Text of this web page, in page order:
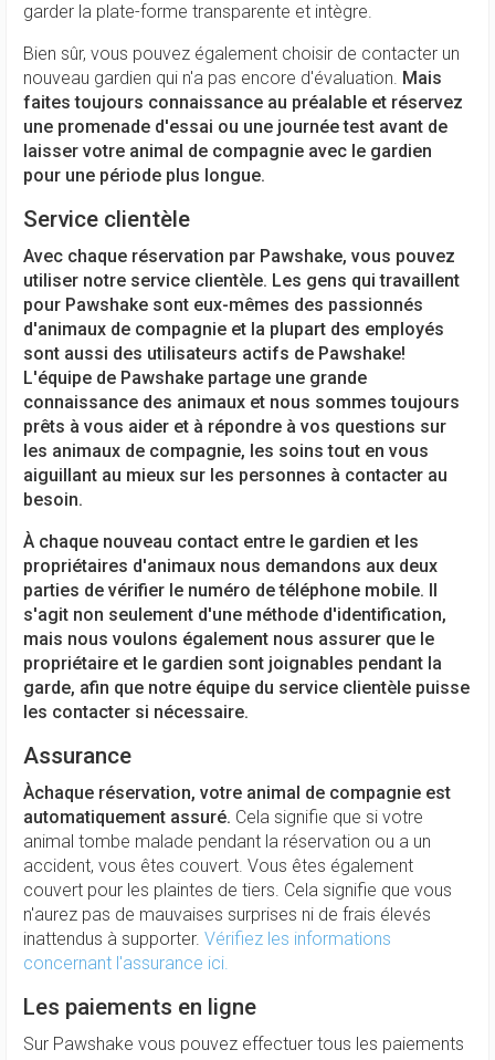
garder la plate-forme transparente et intègre.
Bien sûr, vous pouvez également choisir de contacter un
nouveau gardien qui n'a pas encore d'évaluation. Mais
faites toujours connaissance au préalable et réservez
une promenade d'essai ou une journée test avant de
laisser votre animal de compagnie avec le gardien
pour une période plus longue.
Service clientèle
Avec chaque réservation par Pawshake, vous pouvez
utiliser notre service clientèle. Les gens qui travaillent
pour Pawshake sont eux-mêmes des passionnés
d'animaux de compagnie et la plupart des employés
sont aussi des utilisateurs actifs de Pawshake!
L'équipe de Pawshake partage une grande
connaissance des animaux et nous sommes toujours
prêts à vous aider et à répondre à vos questions sur
les animaux de compagnie, les soins tout en vous
aiguillant au mieux sur les personnes à contacter au
besoin.
À chaque nouveau contact entre le gardien et les
propriétaires d'animaux nous demandons aux deux
parties de vérifier le numéro de téléphone mobile. Il
s'agit non seulement d'une méthode d'identification,
mais nous voulons également nous assurer que le
propriétaire et le gardien sont joignables pendant la
garde, afin que notre équipe du service clientèle puisse
les contacter si nécessaire.
Assurance
Àchaque réservation, votre animal de compagnie est
automatiquement assuré. Cela signifie que si votre
animal tombe malade pendant la réservation ou a un
accident, vous êtes couvert. Vous êtes également
couvert pour les plaintes de tiers. Cela signifie que vous
n'aurez pas de mauvaises surprises ni de frais élevés
inattendus à supporter. Vérifiez les informations
concernant l'assurance ici.
Les paiements en ligne
Sur Pawshake vous pouvez effectuer tous les paiements